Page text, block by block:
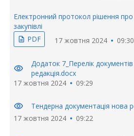
Електронний протокол рішення
закупівлі
description PDF 17 жовтня 2024 09:30
visibility
Додаток 7_Перелік
редакція.docx
17 жовтня 2024
09:29
visibility
Тендерна документація нова
17 жовтня 2024
09:22